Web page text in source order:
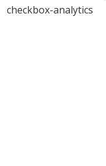
checkbox-analytics